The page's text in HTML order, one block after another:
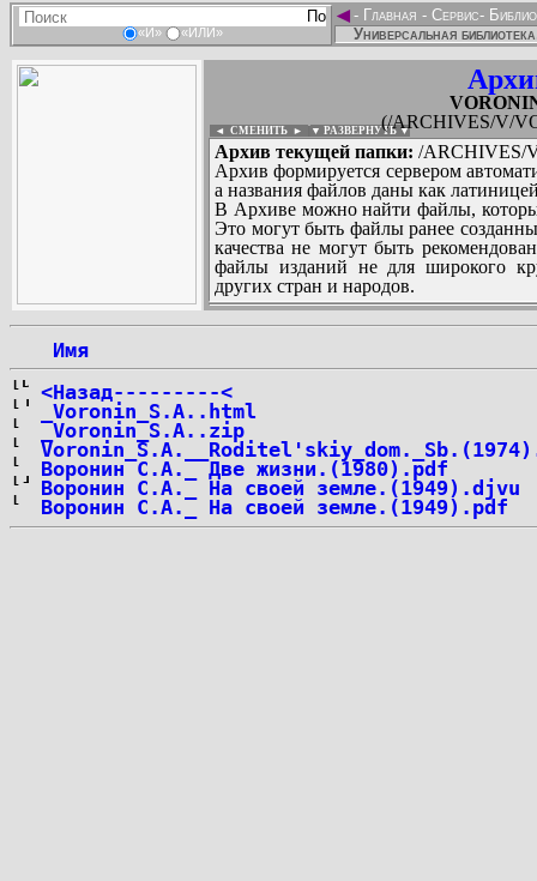
«И» «ИЛИ»
◄- Главная - Сервис-
Универсальная
(/ARCHIVES/V/
◄ СМЕНИТЬ ► ▼ РАЗВЕРНУТЬ ▼
Архив текущей папки: /ARCHIVES/
Архив формируется сервером
а названия файлов даны как
В Архиве можно найти файлы,
Это могут быть файлы ранее
качества не могут быть
файлы изданий не для широкого
других стран и народов.
Имя
<Назад---------<
_Voronin_S.A..html
_Voronin_S.A..zip
Воронин С.А._ Две жизни.(1980).pdf
Воронин С.А._ На своей земле.(1949).djvu
Воронин С.А._ На своей земле.(1949).pdf